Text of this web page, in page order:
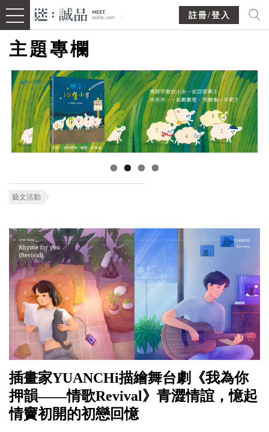
註冊/登入
主題專欄
藝文活動
插畫家YUANCHi描繪舞台劇《我為你
押韻——情歌Revival》青澀情誼，憶起
情竇初開的初戀回憶